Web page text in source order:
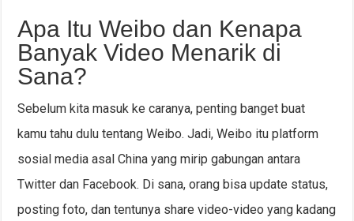
Apa Itu Weibo dan Kenapa
Banyak Video Menarik di
Sana?
Sebelum kita masuk ke caranya, penting banget buat
kamu tahu dulu tentang Weibo. Jadi, Weibo itu platform
sosial media asal China yang mirip gabungan antara
Twitter dan Facebook. Di sana, orang bisa update status,
posting foto, dan tentunya share video-video yang kadang